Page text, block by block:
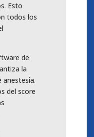
Esto
todos los
de
la
anestesia.
del score